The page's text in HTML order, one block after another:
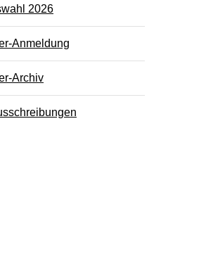
2026
Anmeldung
Archiv